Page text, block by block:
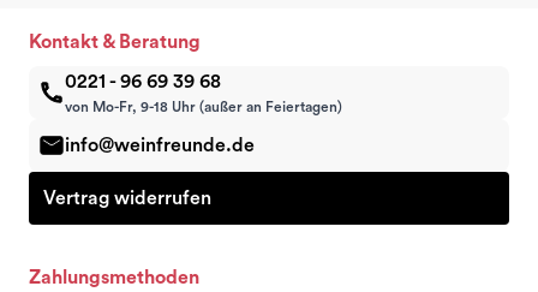
Kontakt & Beratung
0221 - 96 69 39 68
von Mo-Fr, 9-18 Uhr (außer an Feiertagen)
info@weinfreunde.de
Vertrag widerrufen
Zahlungsmethoden